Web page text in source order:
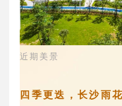
近期美景
四季更迭，长沙雨